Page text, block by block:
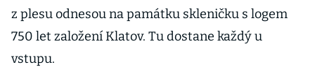
z plesu odnesou na památku skleničku s logem
750 let založení Klatov. Tu dostane každý u
vstupu.